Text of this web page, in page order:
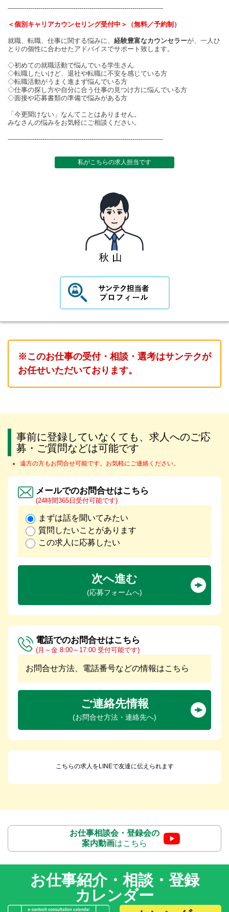
----------------------------------------------------------------------------
＜個別キャリアカウンセリング受付中＞（無料／予約制）
就職、転職、仕事に関する悩みに、 経験豊富なカウンセラーが、一人ひ
とりの個性に合わせたアドバイスでサポート致します。
◇初めての就職活動で悩んでいる学生さん
◇転職したいけど、退社や転職に不安を感じている方
◇転職活動がうまく進まず悩んでいる方
◇仕事の探し方や自分に合う仕事の見つけ方に悩んでいる方
◇面接や応募書類の準備で悩みがある方
「今更聞けない」なんてことはありません。
みなさんの悩みをお気軽にご相談ください。
----------------------------------------------------------------------------
私がこちらの求人担当です
※このお仕事の受付・相談・選考はサンテクが
お任せいただいております。
事前に登録していなくても、求人へのご応
募・ご質問などは可能です
遠方の方もお問合せ可能です。お気軽にご連絡ください。
メールでのお問合せはこちら
(24時間365日受付可能です)
まずは話を聞いてみたい
質問したいことがあります
この求人に応募したい
次へ進む
(応募フォームへ)
電話でのお問合せはこちら
(月～金 8:00～17:00 受付可能です)
お問合せ方法、電話番号などの情報はこちら
ご連絡先情報
(お問合せ方法・連絡先へ)
こちらの求人をLINEで友達に伝えられます
お仕事相談会・登録会の
案内動画はこちら
お仕事紹介・相談・登録
カレンダー